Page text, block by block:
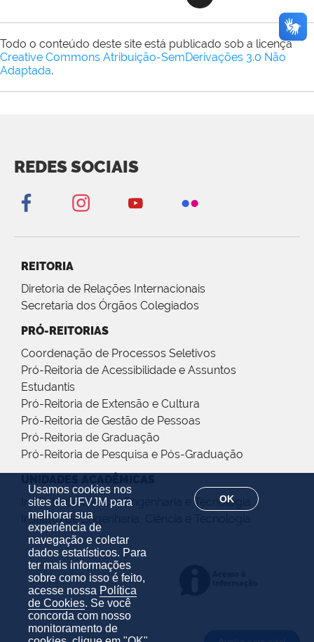
Usamos cookies nos
sites da UFVJM para
melhorar sua
experiência de
navegação e coletar
dados estatísticos. Para
ter mais informações
sobre como isso é feito,
acesse nossa Política
de Cookies. Se você
concorda com nosso
monitoramento de
OK
Todo o conteúdo deste site está publicado sob a licença
Creative Commons Atribuição-SemDerivações 3.0 Não
Adaptada.
REDES SOCIAIS
REITORIA
Diretoria de Relações Internacionais
Secretaria dos Órgãos Colegiados
PRÓ-REITORIAS
Coordenação de Processos Seletivos
Pró-Reitoria de Acessibilidade e Assuntos
Estudantis
Pró-Reitoria de Extensão e Cultura
Pró-Reitoria de Gestão de Pessoas
Pró-Reitoria de Graduação
Pró-Reitoria de Pesquisa e Pós-Graduação
Instituto de Ciência, Engenharia e Tecnologia
Instituto de Engenharia, Ciência e Tecnologia